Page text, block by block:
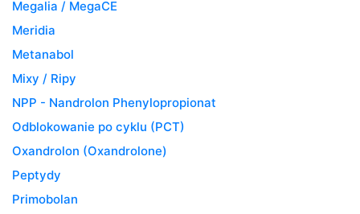
Megalia / MegaCE
Meridia
Metanabol
Mixy / Ripy
NPP - Nandrolon Phenylopropionat
Odblokowanie po cyklu (PCT)
Oxandrolon (Oxandrolone)
Peptydy
Primobolan